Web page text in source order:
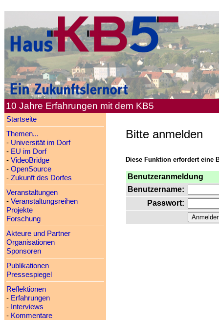
10 Jahre Erfahrungen mit dem KB5
Startseite
Themen...
- Universität im Dorf
- EU im Dorf
- VideoBridge
- OpenSource
- Zukunft des Dorfes
Veranstaltungen
- Veranstaltungsreihen
Projekte
Forschung
Akteure und Partner
Organisationen
Sponsoren
Publikationen
Pressespiegel
Reflektionen
- Erfahrungen
- Interviews
- Kommentare
Bitte anmelden
Diese Funktion erfordert eine
Benutzeranmeldung
Benutzername:
Passwort: